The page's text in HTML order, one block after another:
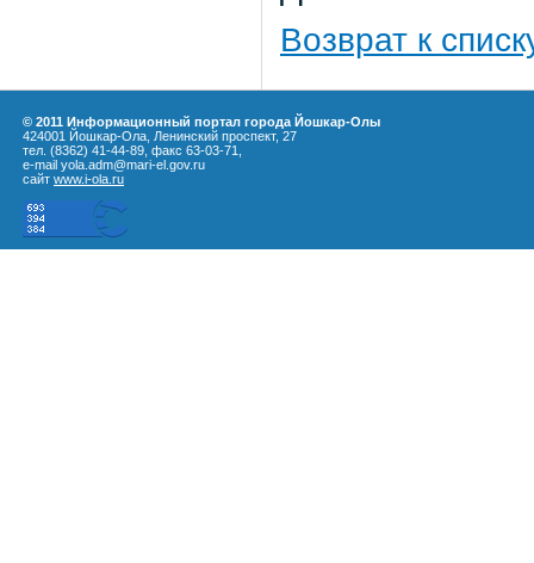
Возврат к
© 2011 Информационный портал города Йошкар-Олы
424001 Йошкар-Ола, Ленинский проспект, 27
тел. (8362) 41-44-89, факс 63-03-71,
e-mail yola.adm@mari-el.gov.ru
сайт www.i-ola.ru